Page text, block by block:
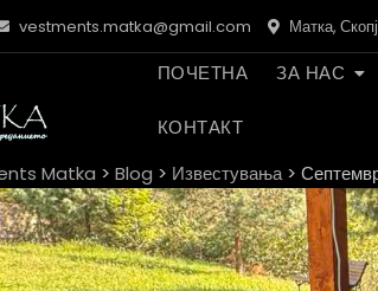
vestments.matka@gmail.com Матка,
ПОЧЕТНА ЗА НАС
КОНТАКТ
Matka > Blog > Известувања>